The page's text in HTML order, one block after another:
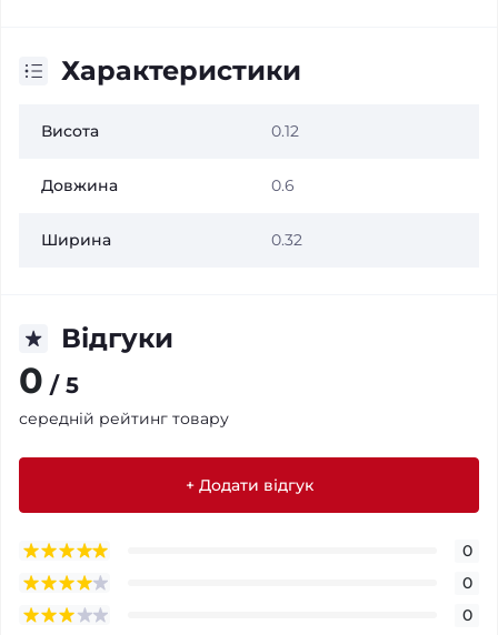
Характеристики
Висота 0.12
Довжина 0.6
Ширина 0.32
Відгуки
0 / 5
середній рейтинг товару
+ Додати відгук
0
0
0